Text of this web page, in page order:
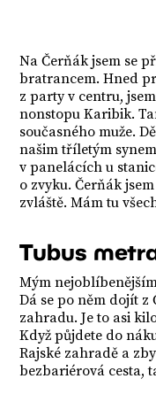
Na Čerňák jsem se
bratrancem. Hned
z party v centru,
nonstopu Karibik.
současného muže.
našim tříletým
v panelácích u
o zvyku. Čerňák
zvláště. Mám tu
Tubus
Mým
Dá se po něm dojít z
zahradu. Je to asi
Když půjdete do
Rajské zahradě a
bezbariérová cesta,